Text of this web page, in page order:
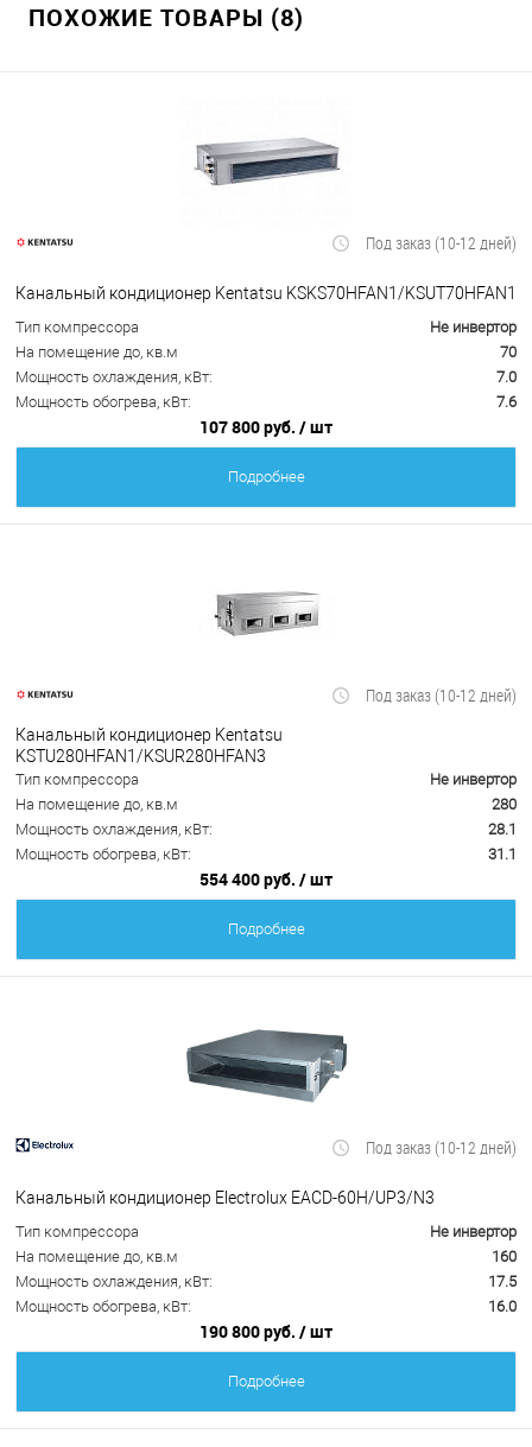
ПОХОЖИЕ ТОВАРЫ (8)
Под заказ (10-12 дней)
Канальный кондиционер Kentatsu KSKS70HFAN1/KSUT70HFAN1
Тип компрессора
Не инвертор
На помещение до, кв.м
70
Мощность охлаждения, кВт:
7.0
Мощность обогрева, кВт:
7.6
107 800 руб. / шт
Подробнее
Под заказ (10-12 дней)
Канальный кондиционер Kentatsu
KSTU280HFAN1/KSUR280HFAN3
Тип компрессора
Не инвертор
На помещение до, кв.м
280
Мощность охлаждения, кВт:
28.1
Мощность обогрева, кВт:
31.1
554 400 руб. / шт
Подробнее
Под заказ (10-12 дней)
Канальный кондиционер Electrolux EACD-60H/UP3/N3
Тип компрессора
Не инвертор
На помещение до, кв.м
160
Мощность охлаждения, кВт:
17.5
Мощность обогрева, кВт:
16.0
190 800 руб. / шт
Подробнее